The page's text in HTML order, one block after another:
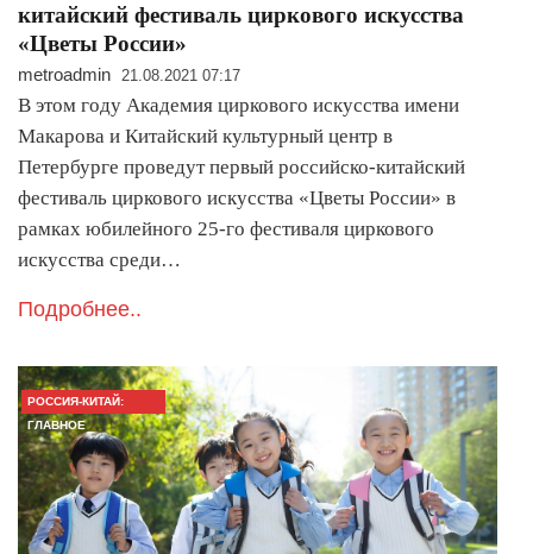
китайский фестиваль циркового искусства
«Цветы России»
metroadmin 21.08.2021 07:17
В этом году Академия циркового искусства имени
Макарова и Китайский культурный центр в
Петербурге проведут первый российско-китайский
фестиваль циркового искусства «Цветы России» в
рамках юбилейного 25-го фестиваля циркового
искусства среди…
Подробнее..
РОССИЯ-КИТАЙ:
ГЛАВНОЕ